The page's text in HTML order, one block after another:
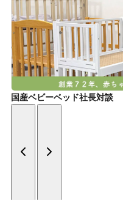
国産ベビーベッド社長対談